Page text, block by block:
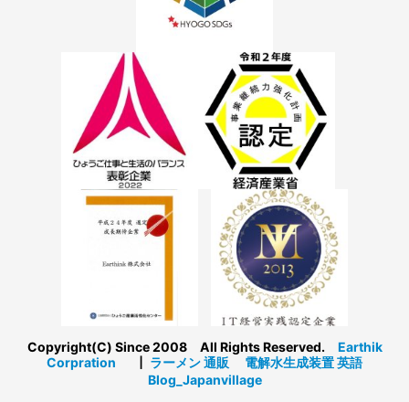
Copyright(C) Since 2008 All Rights Reserved. Earthik
Corpration
ラーメン 通販 電解水生成装置英語
Blog_Japanvillage